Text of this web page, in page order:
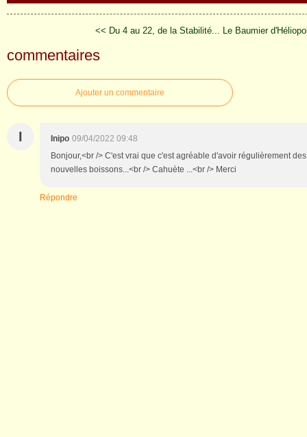
<< Du 4 au 22, de la Stabilité... Le Baumier
commentaires
Ajouter un commentaire
I Inipo 09/04/2022 09:48
Bonjour,<br /> C'est vrai que c'est agréable d'avoir régulièrement
nouvelles boissons...<br /> Cahuète ...<br /> Merci
Répondre